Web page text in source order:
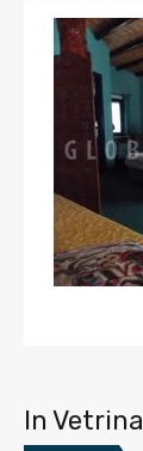
In Vetrina